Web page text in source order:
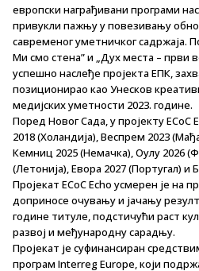
европски награђивани програми
привукли пажњу у повезивању
савременог уметничког садржаја.
Ми смо стена” и „Дух места – први
успешно наслеђе пројекта ЕПК,
позиционирао као Унесков
медијских уметности 2023. године.
Поред Новог Сада, у пројекту ECoC
2018 (Холандија), Веспрем 2023
Кемниц 2025 (Немачка), Оулу 2026
(Летонија), Евора 2027 (Португал) и
Пројекат ECoC Echo усмерен је на
доприносе очувању и јачању
године титуле, подстичући раст
развој и међународну сарадњу.
Пројекат је суфинансиран
програм Interreg Europe, који